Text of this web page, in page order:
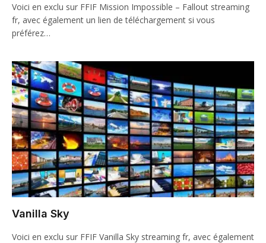
Voici en exclu sur FFIF Mission Impossible – Fallout streaming
fr, avec également un lien de téléchargement si vous
préférez…
Vanilla Sky
Voici en exclu sur FFIF Vanilla Sky streaming fr, avec également